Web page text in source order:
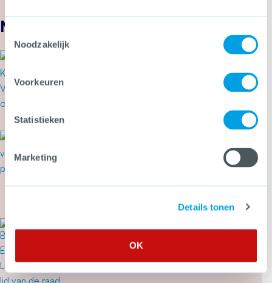
Noodzakelijk
Voorkeuren
Statistieken
Marketing
Details tonen
OK
Nieuws
Meer over Het CCV actualiseert regels voor
Secondant: geweld op Pride
dwingt tot een ongemakkelijke
Meer over Secondant: geweld op Pride
“Het CCV is een mooie
organisatie”